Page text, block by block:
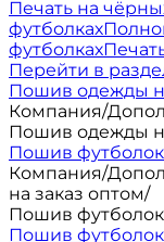
Печать на
футболках
футболках
Перейти в
Пошив одежды
Компания/
Пошив одежды
Пошив футболок
Компания/
на заказ оптом/
Пошив футболок
Пошив футболок